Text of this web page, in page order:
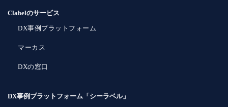
Clabelのサービス
DX事例プラットフォーム
マーカス
DXの窓口
DX事例プラットフォーム「シーラベル」